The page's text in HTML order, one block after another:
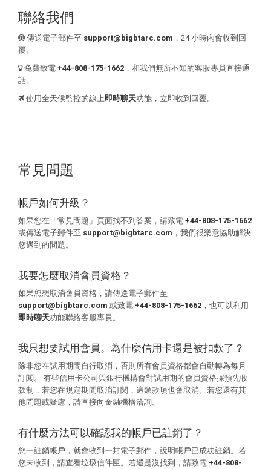
聯絡我們
傳送電子郵件至 support@bigbtarc.com ，24 小時內會收到回
覆。
免費致電 +44-808-175-1662 ，和我們無所不知的客服專員直接通
話。
使用全天候監控的線上即時聊天功能，立即收到回覆。
常見問題
帳戶如何升級？
如果您在「常見問題」頁面找不到答案，請致電 +44-808-175-1662
或傳送電子郵件至 support@bigbtarc.com ，我們很樂意協助解決
您遇到的問題。
我要怎麼取消會員資格？
如果您想取消會員資格，請傳送電子郵件至
support@bigbtarc.com 或致電 +44-808-175-1662 ，也可以利用
即時聊天功能聯絡客服專員。
我只想要試用會員。為什麼信用卡還是被扣款了？
除非您在試用期間自行取消，否則所有會員資格都會自動轉為每月
訂閱。 有些信用卡公司與銀行機構會對試用期的會員資格採預先收
款制，若您在規定期間取消訂閱，這類款項也會取消。若您還有其
他問題或疑慮，請直接向金融機構洽詢。
有什麼方法可以確認我的帳戶已註銷了？
您一註銷帳戶，就會收到一封電子郵件，說明帳戶已成功註銷。若
您未收到，請查看垃圾信件匣。若還是沒找到，請致電 +44-808-